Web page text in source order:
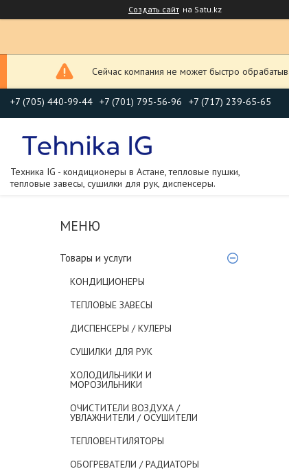
Создать сайт на Satu.kz
Сейчас компания не может быстро
+7 (705) 440-99-44 +7 (701) 795-56-96 +7 (717) 239-65-65
Техника IG - кондиционеры в Астане, тепловые пушки,
тепловые завесы, сушилки для рук, диспенсеры.
Товары и услуги
КОНДИЦИОНЕРЫ
ТЕПЛОВЫЕ ЗАВЕСЫ
ДИСПЕНСЕРЫ / КУЛЕРЫ
СУШИЛКИ ДЛЯ РУК
ХОЛОДИЛЬНИКИ И
МОРОЗИЛЬНИКИ
ОЧИСТИТЕЛИ ВОЗДУХА /
УВЛАЖНИТЕЛИ / ОСУШИТЕЛИ
ТЕПЛОВЕНТИЛЯТОРЫ
ОБОГРЕВАТЕЛИ / РАДИАТОРЫ